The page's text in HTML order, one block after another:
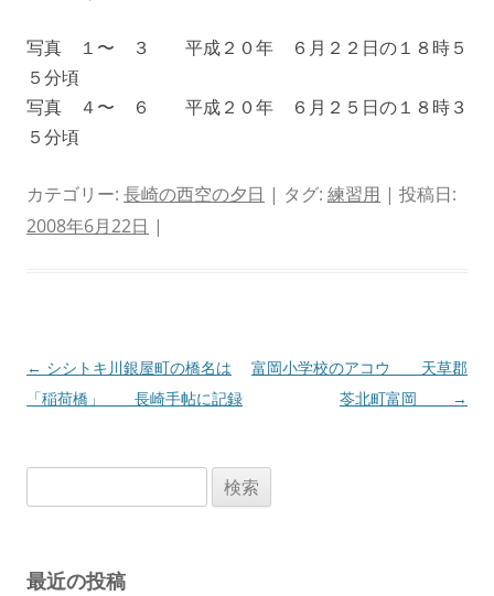
写真 １〜 ３ 平成２０年 ６月２２日の１８時５
５分頃
写真 ４〜 ６ 平成２０年 ６月２５日の１８時３
５分頃
カテゴリー: 長崎の西空の夕日 | タグ: 練習用 | 投稿日:
2008年6月22日 |
投
稿
ョ
← シシトキ川銀屋町の橋名は
「稲荷橋」 長崎手帖に記録
富岡小学校のアコウ 天草郡
苓北町富岡
→
索:
最近の投稿